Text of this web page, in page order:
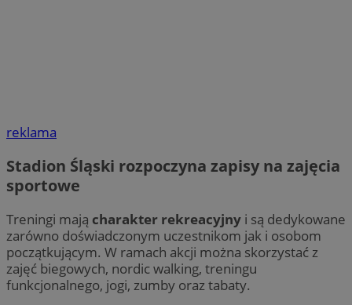
reklama
Stadion Śląski rozpoczyna zapisy na zajęcia
sportowe
Treningi mają charakter rekreacyjny i są dedykowane
zarówno doświadczonym uczestnikom jak i osobom
początkującym. W ramach akcji można skorzystać z
zajęć biegowych, nordic walking, treningu
funkcjonalnego, jogi, zumby oraz tabaty.